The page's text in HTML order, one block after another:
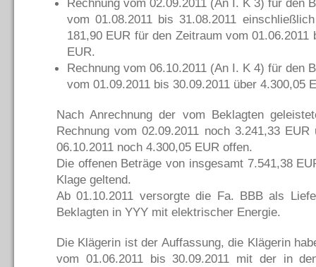
Rechnung vom 02.09.2011 (An I. K 3) für den
vom 01.08.2011 bis 31.08.2011
181,90 EUR für den Zeitraum vom 01.06.2011
EUR.
Rechnung vom 06.10.2011 (An I. K 4) für den
vom 01.09.2011 bis 30.09.2011 über 4.300,05
Nach Anrechnung der vom Beklagten
Rechnung vom 02.09.2011 noch 3.241,33
06.10.2011 noch 4.300,05 EUR offen.
Die offenen Beträge von insgesamt 7.541,38
Klage geltend.
Ab 01.10.2011 versorgte die Fa. BBB als
Beklagten in YYY mit elektrischer Energie.
Die Klägerin ist der Auffassung, die Klägerin
vom 01.06.2011 bis 30.09.2011 mit der in